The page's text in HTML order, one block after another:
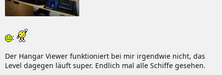
:
Der Hangar Viewer funktioniert bei mir irgendwie nicht, das
Level dagegen läuft super. Endlich mal alle Schiffe gesehen.